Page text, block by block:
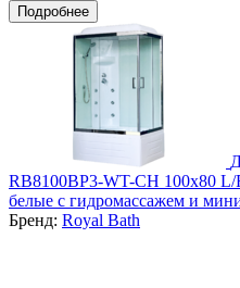
Подробнее
RB8100BP3-WT-CH 100х80 L/
белые с гидромассажем и
Бренд: Royal Bath